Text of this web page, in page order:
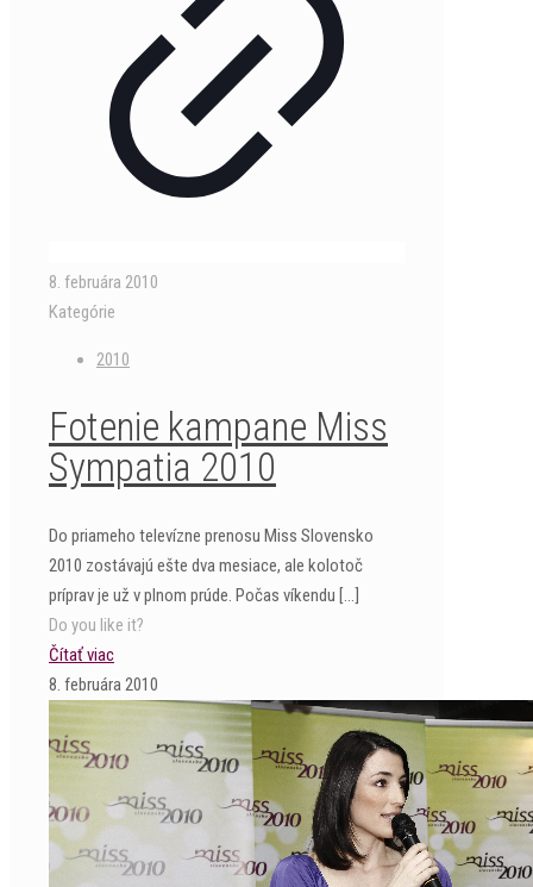
8. februára 2010
Kategórie
2010
Fotenie kampane Miss
Sympatia 2010
Do priameho televízne prenosu Miss Slovensko
2010 zostávajú ešte dva mesiace, ale kolotoč
príprav je už v plnom prúde. Počas víkendu […]
Do you like it?
Čítať viac
8. februára 2010